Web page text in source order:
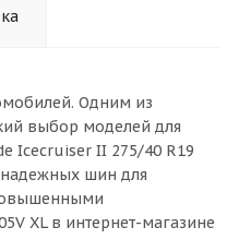
Одним из
выбор моделей для
Icecruiser II 275/40 R19
надежных шин для
XL в интернет-магазине